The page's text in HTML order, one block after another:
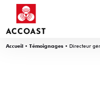
Accueil • Témoignages • Directeur